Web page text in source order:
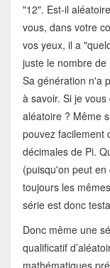
"12". Est-il
vous, dans votre
vos yeux, il a
juste le nombre
Sa génération n'a
à savoir. Si je
aléatoire ? Même
pouvez facilement
décimales de Pi.
(puisqu'on peut
toujours les
série est donc
Donc même une
qualificatif